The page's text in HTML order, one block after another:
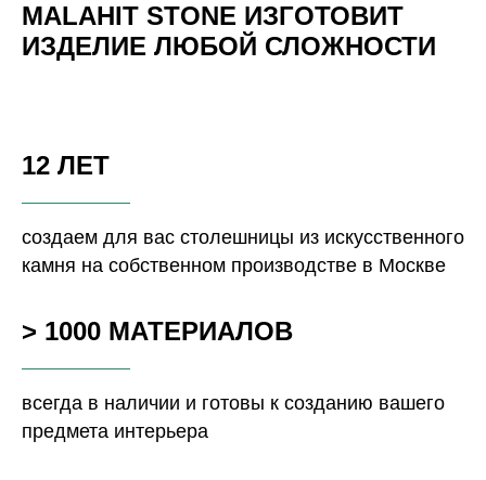
MALAHIT STONE ИЗГОТОВИТ
ИЗДЕЛИЕ ЛЮБОЙ СЛОЖНОСТИ
12 ЛЕТ
создаем для вас столешницы из искусственного
камня на собственном производстве в Москве
> 1000 МАТЕРИАЛОВ
всегда в наличии и готовы к созданию вашего
предмета интерьера